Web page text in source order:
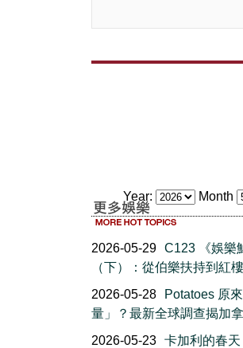
Year: Month
2026-05-29 C123 《娛樂
（下）：從伯樂扶持到紅
2026-05-28
Potatoes 原
量」？最新全球調查揭加
2026-05-23 卡加利的春